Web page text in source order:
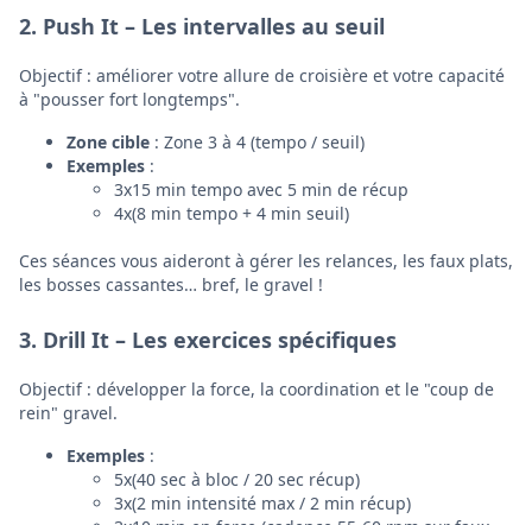
2. Push It – Les intervalles au seuil
Objectif : améliorer votre allure de croisière et votre capacité
à "pousser fort longtemps".
Zone cible : Zone 3 à 4 (tempo / seuil)
Exemples :
3x15 min tempo avec 5 min de récup
4x(8 min tempo + 4 min seuil)
Ces séances vous aideront à gérer les relances, les faux plats,
les bosses cassantes… bref, le gravel !
3. Drill It – Les exercices spécifiques
Objectif : développer la force, la coordination et le "coup de
rein" gravel.
Exemples :
5x(40 sec à bloc / 20 sec récup)
3x(2 min intensité max / 2 min récup)